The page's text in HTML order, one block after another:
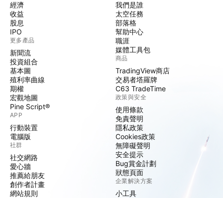
經濟
收益
股息
IPO
更多產品
新聞流
投資組合
基本圖
殖利率曲線
期權
宏觀地圖
Pine Script®
APP
行動裝置
電腦版
社群
社交網路
愛心牆
推薦給朋友
創作者計畫
網站規則
我們是誰
太空任務
部落格
幫助中心
職涯
媒體工具包
商品
TradingView商店
交易者塔羅牌
C63 TradeTime
政策與安全
使用條款
免責聲明
隱私政策
Cookies政策
無障礙聲明
安全提示
Bug賞金計劃
狀態頁面
企業解決方案
小工具